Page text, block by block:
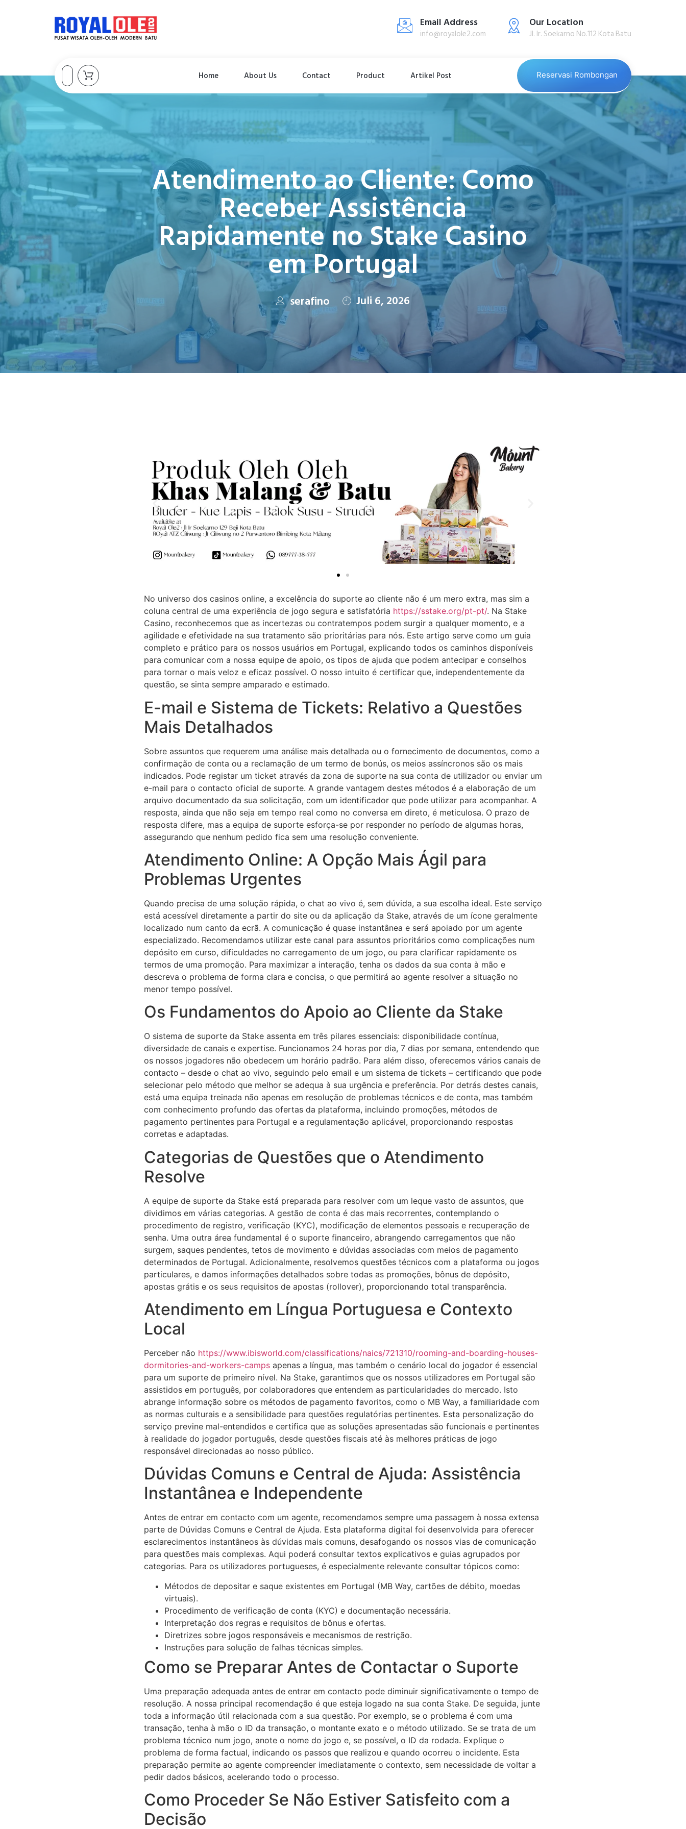
Email Address
info@royalole2.com
Our Location
Jl. Ir. Soekarno No.112 Kota Batu
Home About Us Contact Product Artikel Post Reservasi Rombongan
Atendimento ao Cliente: Como
Receber Assistência
Rapidamente no Stake Casino
em Portugal
serafino Juli 6, 2026
No universo dos casinos online, a excelência do suporte ao cliente não é um mero extra, mas sim a
coluna central de uma experiência de jogo segura e satisfatória https://sstake.org/pt-pt/. Na Stake
Casino, reconhecemos que as incertezas ou contratempos podem surgir a qualquer momento, e a
agilidade e efetividade na sua tratamento são prioritárias para nós. Este artigo serve como um guia
completo e prático para os nossos usuários em Portugal, explicando todos os caminhos disponíveis
para comunicar com a nossa equipe de apoio, os tipos de ajuda que podem antecipar e conselhos
para tornar o mais veloz e eficaz possível. O nosso intuito é certificar que, independentemente da
questão, se sinta sempre amparado e estimado.
E-mail e Sistema de Tickets: Relativo a Questões
Mais Detalhados
Sobre assuntos que requerem uma análise mais detalhada ou o fornecimento de documentos, como a
confirmação de conta ou a reclamação de um termo de bonús, os meios assíncronos são os mais
indicados. Pode registar um ticket através da zona de suporte na sua conta de utilizador ou enviar um
e-mail para o contacto oficial de suporte. A grande vantagem destes métodos é a elaboração de um
arquivo documentado da sua solicitação, com um identificador que pode utilizar para acompanhar. A
resposta, ainda que não seja em tempo real como no conversa em direto, é meticulosa. O prazo de
resposta difere, mas a equipa de suporte esforça-se por responder no período de algumas horas,
assegurando que nenhum pedido fica sem uma resolução conveniente.
Atendimento Online: A Opção Mais Ágil para
Problemas Urgentes
Quando precisa de uma solução rápida, o chat ao vivo é, sem dúvida, a sua escolha ideal. Este serviço
está acessível diretamente a partir do site ou da aplicação da Stake, através de um ícone geralmente
localizado num canto da ecrã. A comunicação é quase instantânea e será apoiado por um agente
especializado. Recomendamos utilizar este canal para assuntos prioritários como complicações num
depósito em curso, dificuldades no carregamento de um jogo, ou para clarificar rapidamente os
termos de uma promoção. Para maximizar a interação, tenha os dados da sua conta à mão e
descreva o problema de forma clara e concisa, o que permitirá ao agente resolver a situação no
menor tempo possível.
Os Fundamentos do Apoio ao Cliente da Stake
O sistema de suporte da Stake assenta em três pilares essenciais: disponibilidade contínua,
diversidade de canais e expertise. Funcionamos 24 horas por dia, 7 dias por semana, entendendo que
os nossos jogadores não obedecem um horário padrão. Para além disso, oferecemos vários canais de
contacto – desde o chat ao vivo, seguindo pelo email e um sistema de tickets – certificando que pode
selecionar pelo método que melhor se adequa à sua urgência e preferência. Por detrás destes canais,
está uma equipa treinada não apenas em resolução de problemas técnicos e de conta, mas também
com conhecimento profundo das ofertas da plataforma, incluindo promoções, métodos de
pagamento pertinentes para Portugal e a regulamentação aplicável, proporcionando respostas
corretas e adaptadas.
Categorias de Questões que o Atendimento
Resolve
A equipe de suporte da Stake está preparada para resolver com um leque vasto de assuntos, que
dividimos em várias categorias. A gestão de conta é das mais recorrentes, contemplando o
procedimento de registro, verificação (KYC), modificação de elementos pessoais e recuperação de
senha. Uma outra área fundamental é o suporte financeiro, abrangendo carregamentos que não
surgem, saques pendentes, tetos de movimento e dúvidas associadas com meios de pagamento
determinados de Portugal. Adicionalmente, resolvemos questões técnicos com a plataforma ou jogos
particulares, e damos informações detalhados sobre todas as promoções, bônus de depósito,
apostas grátis e os seus requisitos de apostas (rollover), proporcionando total transparência.
Atendimento em Língua Portuguesa e Contexto
Local
Perceber não https://www.ibisworld.com/classifications/naics/721310/rooming-and-boarding-houses-
dormitories-and-workers-camps apenas a língua, mas também o cenário local do jogador é essencial
para um suporte de primeiro nível. Na Stake, garantimos que os nossos utilizadores em Portugal são
assistidos em português, por colaboradores que entendem as particularidades do mercado. Isto
abrange informação sobre os métodos de pagamento favoritos, como o MB Way, a familiaridade com
as normas culturais e a sensibilidade para questões regulatórias pertinentes. Esta personalização do
serviço previne mal-entendidos e certifica que as soluções apresentadas são funcionais e pertinentes
à realidade do jogador português, desde questões fiscais até às melhores práticas de jogo
responsável direcionadas ao nosso público.
Dúvidas Comuns e Central de Ajuda: Assistência
Instantânea e Independente
Antes de entrar em contacto com um agente, recomendamos sempre uma passagem à nossa extensa
parte de Dúvidas Comuns e Central de Ajuda. Esta plataforma digital foi desenvolvida para oferecer
esclarecimentos instantâneos às dúvidas mais comuns, desafogando os nossos vias de comunicação
para questões mais complexas. Aqui poderá consultar textos explicativos e guias agrupados por
categorias. Para os utilizadores portugueses, é especialmente relevante consultar tópicos como:
Métodos de depositar e saque existentes em Portugal (MB Way, cartões de débito, moedas
virtuais).
Procedimento de verificação de conta (KYC) e documentação necessária.
Interpretação dos regras e requisitos de bônus e ofertas.
Diretrizes sobre jogos responsáveis e mecanismos de restrição.
Instruções para solução de falhas técnicas simples.
Como se Preparar Antes de Contactar o Suporte
Uma preparação adequada antes de entrar em contacto pode diminuir significativamente o tempo de
resolução. A nossa principal recomendação é que esteja logado na sua conta Stake. De seguida, junte
toda a informação útil relacionada com a sua questão. Por exemplo, se o problema é com uma
transação, tenha à mão o ID da transação, o montante exato e o método utilizado. Se se trata de um
problema técnico num jogo, anote o nome do jogo e, se possível, o ID da rodada. Explique o
problema de forma factual, indicando os passos que realizou e quando ocorreu o incidente. Esta
preparação permite ao agente compreender imediatamente o contexto, sem necessidade de voltar a
pedir dados básicos, acelerando todo o processo.
Como Proceder Se Não Estiver Satisfeito com a
Decisão